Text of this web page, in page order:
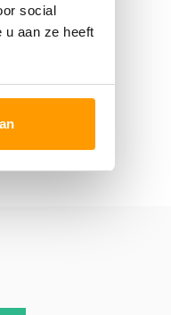
social
u aan ze heeft